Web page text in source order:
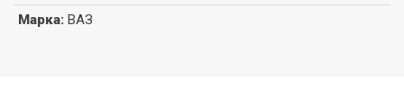
Марка: ВАЗ